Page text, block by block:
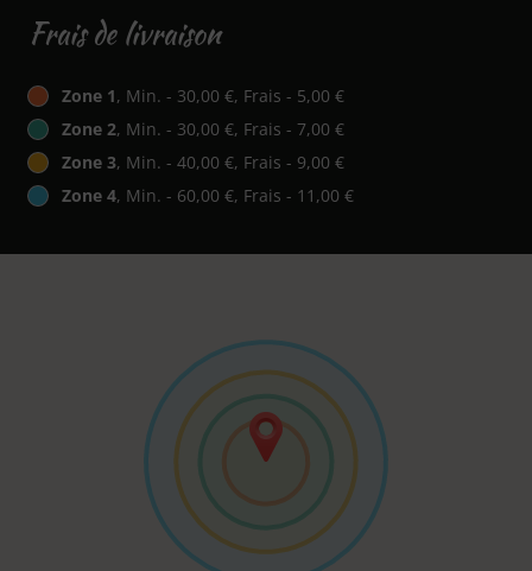
Frais de livraison
Zone 1, Min. - 30,00 €, Frais - 5,00 €
Zone 2, Min. - 30,00 €, Frais - 7,00 €
Zone 3, Min. - 40,00 €, Frais - 9,00 €
Zone 4, Min. - 60,00 €, Frais - 11,00 €